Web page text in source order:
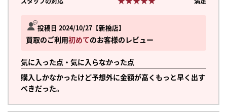
投稿日 2024/10/27 新橋店
買取のご利用初めてのお客様のレビュー
気に入った点・気に入らなかった点
購入しかなかったけど予想外に金額が高くもっと早く出す
べきだった。